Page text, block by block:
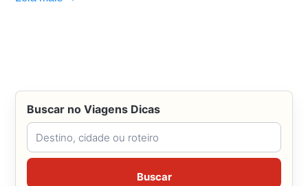
Buscar no Viagens Dicas
Buscar no Viagens Dicas
Buscar